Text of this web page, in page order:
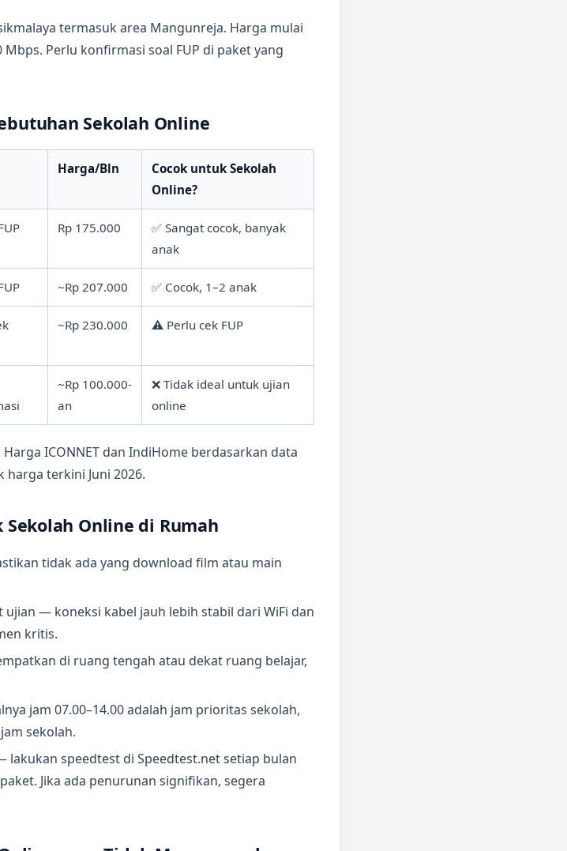
termasuk area Mangunreja. Harga mulai
Perlu konfirmasi soal FUP di paket yang
Sekolah Online
Harga/Bln
Cocok untuk Sekolah
Online?
Rp 175.000
✅ Sangat cocok, banyak
anak
~Rp 207.000 ✅ Cocok, 1–2 anak
~Rp 230.000 ⚠️ Perlu cek FUP
~Rp 100.000-
an
❌ Tidak ideal untuk ujian
online
ICONNET dan IndiHome berdasarkan data
terkini Juni 2026.
Online di Rumah
tidak ada yang download film atau main
ujian — koneksi kabel jauh lebih stabil dari WiFi dan
kritis.
di ruang tengah atau dekat ruang belajar,
jam 07.00–14.00 adalah jam prioritas sekolah,
sekolah.
speedtest di Speedtest.net setiap bulan
Jika ada penurunan signifikan, segera